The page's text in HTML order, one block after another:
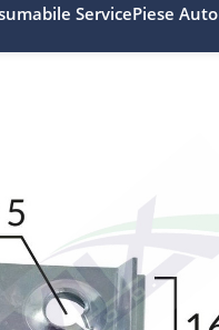
ServicePiese Auto